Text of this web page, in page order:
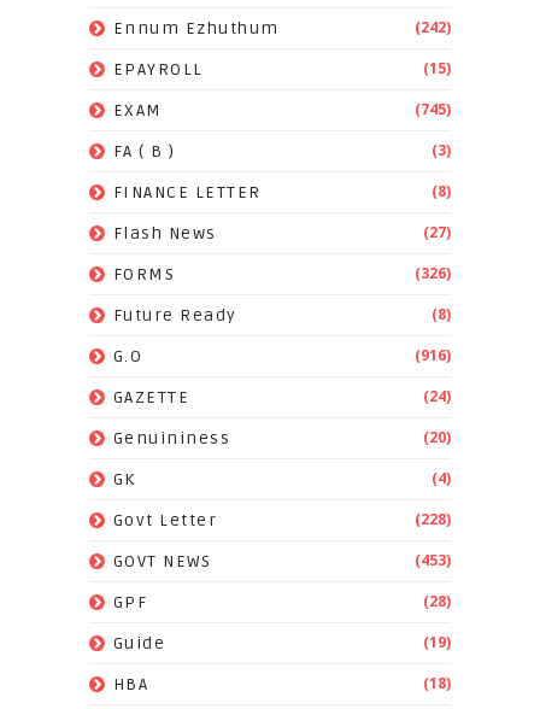
Ennum Ezhuthum (242)
EPAYROLL (15)
EXAM (745)
FA ( B ) (3)
FINANCE LETTER (8)
Flash News (27)
FORMS (326)
Future Ready (8)
G.O (916)
GAZETTE (24)
Genuininess (20)
GK (4)
Govt Letter (228)
GOVT NEWS (453)
GPF (28)
Guide (19)
HBA (18)